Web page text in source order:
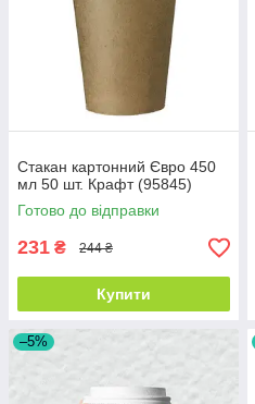
Стакан картонний Євро 450
мл 50 шт. Крафт (95845)
Готово до відправки
231 ₴ 244 ₴
Купити
–5%